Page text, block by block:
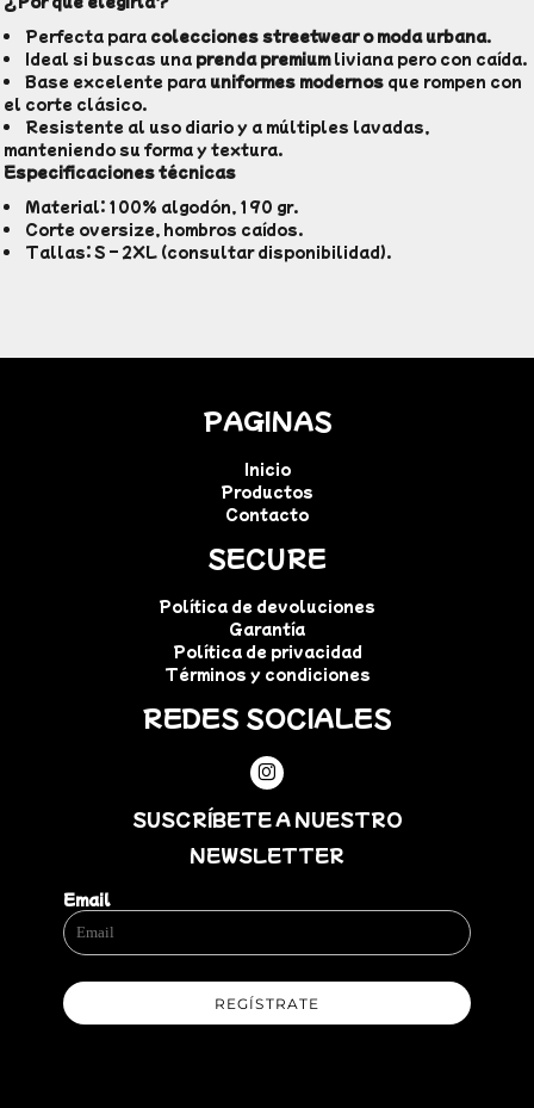
Perfecta para colecciones streetwear o moda urbana.
Ideal si buscas una prenda premiumliviana pero con caída.
Base excelente para uniformes modernos que rompen con
el corte clásico.
Resistente al uso diario y a múltiples lavadas,
manteniendo su forma y textura.
Especificaciones técnicas
Material: 100% algodón, 190 gr.
Corte oversize, hombros caídos.
Tallas: S – 2XL (consultar disponibilidad).
PAGINAS
Inicio
Productos
Contacto
SECURE
Política de devoluciones
Garantía
Política de privacidad
Términos y condiciones
REDES SOCIALES
SUSCRÍBETE A NUESTRO
NEWSLETTER
Email
REGÍSTRATE